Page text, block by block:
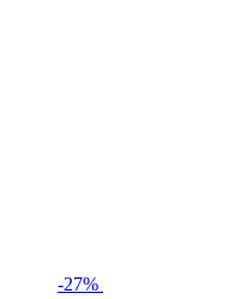
-27%